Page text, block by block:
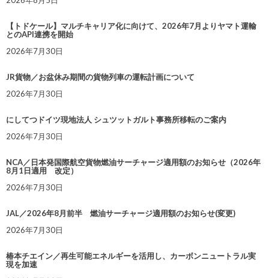
【トドケール】マルチキャリア化に向けて、2026年7月よりヤマト運輸
とのAPI連携を開始
2026年7月30日
JR貨物／お盆休み期間の貨物列車の運転計画について
2026年7月30日
にしてつドイツ現地法人 シュツットガルト事務所移転のご案内
2026年7月30日
NCA／日本発国際航空貨物燃油サーチャージ適用額のお知らせ（2026年
8月1日適用 改定）
2026年7月30日
JAL／2026年8月前半 燃油サーチャージ適用額のお知らせ(変更)
2026年7月30日
椿本チエイン／再生可能エネルギーを活用し、カーボンニュートラル実
現を加速